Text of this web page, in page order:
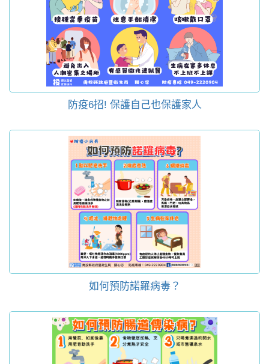
防疫6招! 保護自己也保護家人
如何預防諾羅病毒？